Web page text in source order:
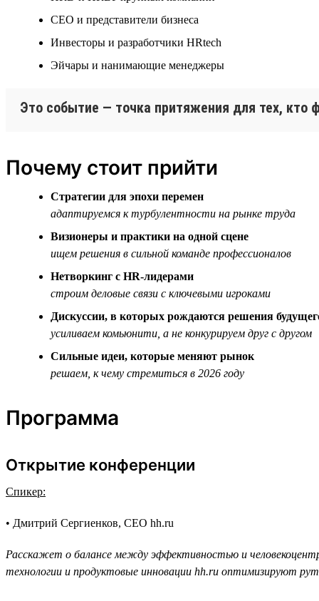
СЕО и представители бизнеса
Инвесторы и разработчики HRtech
Эйчары и нанимающие менеджеры
Это событие — точка притяжения для тех, кто
Почему стоит прийти
Стратегии для эпохи перемен
адаптируемся к турбулентности на рынке труда
Визионеры и практики на одной сцене
ищем решения в сильной команде профессионалов
Нетворкинг с HR-лидерами
строим деловые связи с ключевыми игроками
Дискуссии, в которых рождаются решения
усиливаем комьюнити, а не конкурируем друг с другом
Сильные идеи, которые меняют рынок
решаем, к чему стремиться в 2026 году
Программа
Открытие конференции
Спикер:
• Дмитрий Сергиенков, CEO hh.ru
Расскажет о балансе между эффективностью и
технологии и продуктовые инновации hh.ru оптимизируют